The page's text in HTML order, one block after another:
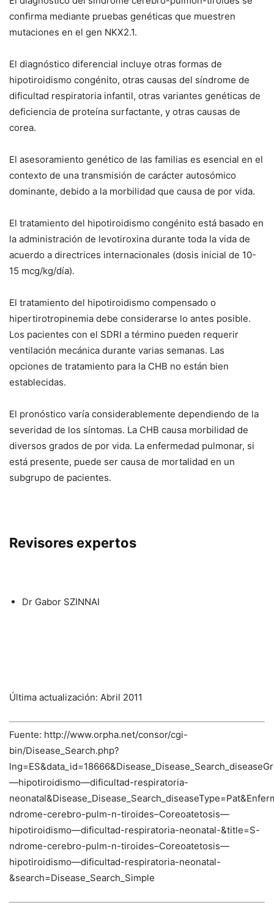
confirma mediante pruebas genéticas que muestren
mutaciones en el gen NKX2.1.
El diagnóstico diferencial incluye otras formas de
hipotiroidismo congénito, otras causas del síndrome de
dificultad respiratoria infantil, otras variantes genéticas de
deficiencia de proteína surfactante, y otras causas de
corea.
El asesoramiento genético de las familias es esencial en el
contexto de una transmisión de carácter autosómico
dominante, debido a la morbilidad que causa de por vida.
El tratamiento del hipotiroidismo congénito está basado en
la administración de levotiroxina durante toda la vida de
acuerdo a directrices internacionales (dosis inicial de 10-
15 mcg/kg/día).
El tratamiento del hipotiroidismo compensado o
hipertirotropinemia debe considerarse lo antes posible.
Los pacientes con el SDRI a término pueden requerir
ventilación mecánica durante varias semanas. Las
opciones de tratamiento para la CHB no están bien
establecidas.
El pronóstico varía considerablemente dependiendo de la
severidad de los síntomas. La CHB causa morbilidad de
diversos grados de por vida. La enfermedad pulmonar, si
está presente, puede ser causa de mortalidad en un
subgrupo de pacientes.
Revisores expertos
Dr Gabor SZINNAI
Última actualización: Abril 2011
Fuente: http://www.orpha.net/consor/cgi-
bin/Disease_Search.php?
—hipotiroidismo—dificultad-respiratoria-
ndrome-cerebro-pulm-n-tiroides–Coreoatetosis—
hipotiroidismo—dificultad-respiratoria-neonatal-&title=S-
ndrome-cerebro-pulm-n-tiroides–Coreoatetosis—
hipotiroidismo—dificultad-respiratoria-neonatal-
&search=Disease_Search_Simple